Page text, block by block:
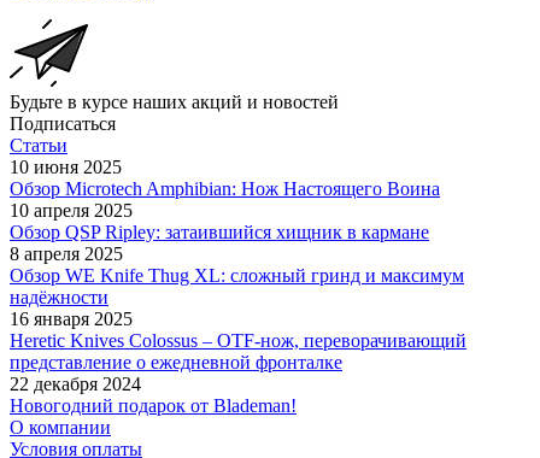
Будьте в курсе наших акций и новостей
Подписаться
Статьи
10 июня 2025
Обзор Microtech Amphibian: Нож Настоящего Воина
10 апреля 2025
Обзор QSP Ripley: затаившийся хищник в кармане
8 апреля 2025
Обзор WE Knife Thug XL: сложный гринд и максимум
надёжности
16 января 2025
Heretic Knives Colossus – OTF-нож, переворачивающий
представление о ежедневной фронталке
22 декабря 2024
Новогодний подарок от Blademan!
О компании
Условия оплаты